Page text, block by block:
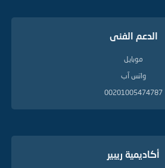
الدعم الفنى
موبايل
واتس آب
00201005474787
أكاديمية ريبير